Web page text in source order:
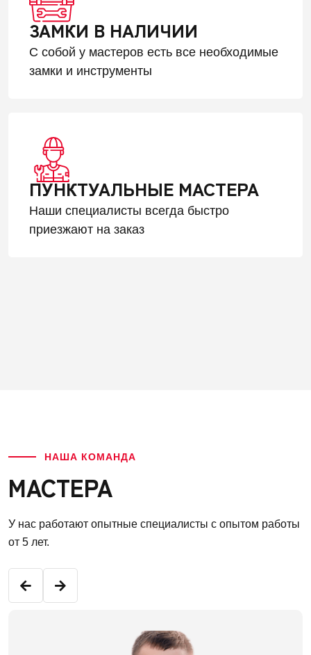
ЗАМКИ В НАЛИЧИИ
С собой у мастеров есть все необходимые
замки и инструменты
ПУНКТУАЛЬНЫЕ МАСТЕРА
Наши специалисты всегда быстро
приезжают на заказ
НАША КОМАНДА
МАСТЕРА
У нас работают опытные специалисты с опытом работы
от 5 лет.